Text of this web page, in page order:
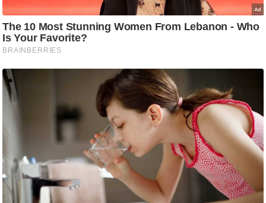
क्षा
B
r
e
a
k
i
e
w
s